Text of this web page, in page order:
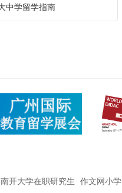
中学留学指南
南开大学在职研究生 作文网小学